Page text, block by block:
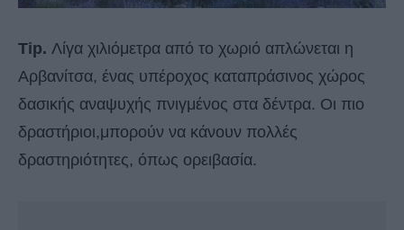
Tip. Λίγα χιλιόμετρα από το χωριό απλώνεται η
Αρβανίτσα, ένας υπέροχος καταπράσινος χώρος
δασικής αναψυχής πνιγμένος στα δέντρα. Οι πιο
δραστήριοι,μπορούν να κάνουν πολλές
δραστηριότητες, όπως ορειβασία.